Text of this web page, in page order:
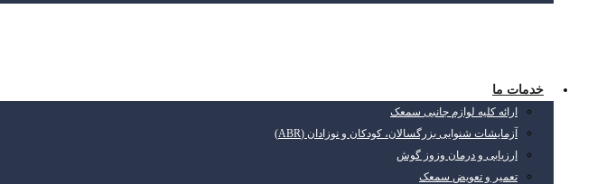
خدمات ما
ارائه کلیه لوازم جانبی سمعک
آزمایشات شنوایی بزرگسالان، کودکان و نوزادان (ABR)
ارزیابی و درمان وزوز گوش
تعمیر و تعویض سمعک